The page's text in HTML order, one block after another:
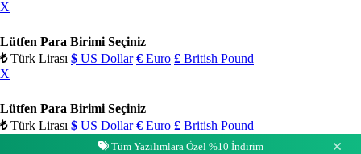
X
Lütfen Para Birimi Seçiniz
₺Türk Lirası $ US Dollar € Euro £ British Pound
X
Lütfen Para Birimi Seçiniz
₺Türk Lirası $ US Dollar € Euro £ British Pound
Tüm Yazılımlara Özel %10 İndirim